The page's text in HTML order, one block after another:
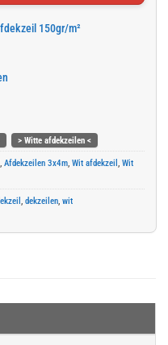
150gr/m²
> Witte afdekzeilen <
Afdekzeilen 3x4m Wit afdekzeil Wit
dekzeilen wit